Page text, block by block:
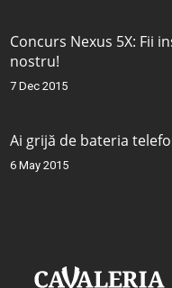
Concurs Nexus 5X: Fii
nostru!
7 Dec 2015
Ai grijă de bateria
6 May 2015